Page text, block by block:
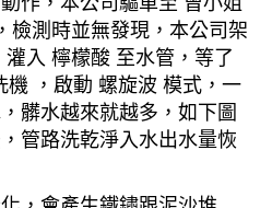
檢測時並無發現，本公司架
入 檸檬酸 至水管，等了
，啟動 螺旋波 模式，一
髒水越來就越多，如下圖
管路洗乾淨入水出水量恢